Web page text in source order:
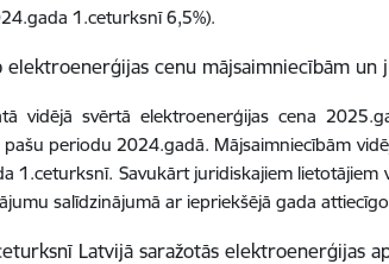
1.ceturksnī 6,5%).
elektroenerģijas cenu mājsaimniecībām
vidējā svērtā elektroenerģijas cena
periodu 2024.gadā. Mājsaimniecībām
1.ceturksnī. Savukārt juridiskajiem
salīdzinājumā ar iepriekšējā gada
Latvijā saražotās elektroenerģijas